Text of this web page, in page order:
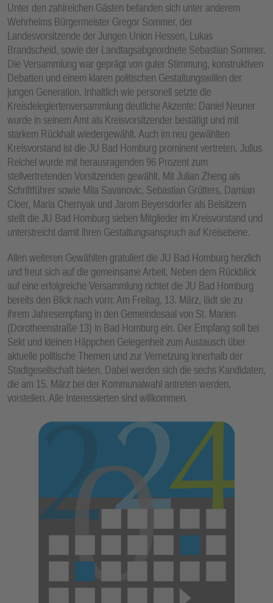
Unter den zahlreichen Gästen befanden sich unter anderem
Wehrheims Bürgermeister Gregor Sommer, der
Landesvorsitzende der Jungen Union Hessen, Lukas
Brandscheid, sowie der Landtagsabgeordnete Sebastian Sommer.
Die Versammlung war geprägt von guter Stimmung, konstruktiven
Debatten und einem klaren politischen Gestaltungswillen der
jungen Generation. Inhaltlich wie personell setzte die
Kreisdelegiertenversammlung deutliche Akzente: Daniel Neuner
wurde in seinem Amt als Kreisvorsitzender bestätigt und mit
starkem Rückhalt wiedergewählt. Auch im neu gewählten
Kreisvorstand ist die JU Bad Homburg prominent vertreten. Julius
Reichel wurde mit herausragenden 96 Prozent zum
stellvertretenden Vorsitzenden gewählt. Mit Julian Zheng als
Schriftführer sowie Mila Savanovic, Sebastian Grütters, Damian
Cloer, Maria Chernyak und Jarom Beyersdorfer als Beisitzern
stellt die JU Bad Homburg sieben Mitglieder im Kreisvorstand und
unterstreicht damit ihren Gestaltungsanspruch auf Kreisebene.
Allen weiteren Gewählten gratuliert die JU Bad Homburg herzlich
und freut sich auf die gemeinsame Arbeit. Neben dem Rückblick
auf eine erfolgreiche Versammlung richtet die JU Bad Homburg
bereits den Blick nach vorn: Am Freitag, 13. März, lädt sie zu
ihrem Jahresempfang in den Gemeindesaal von St. Marien
(Dorotheenstraße 13) in Bad Homburg ein. Der Empfang soll bei
Sekt und kleinen Häppchen Gelegenheit zum Austausch über
aktuelle politische Themen und zur Vernetzung innerhalb der
Stadtgesellschaft bieten. Dabei werden sich die sechs Kandidaten,
die am 15. März bei der Kommunalwahl antreten werden,
vorstellen. Alle Interessierten sind willkommen.